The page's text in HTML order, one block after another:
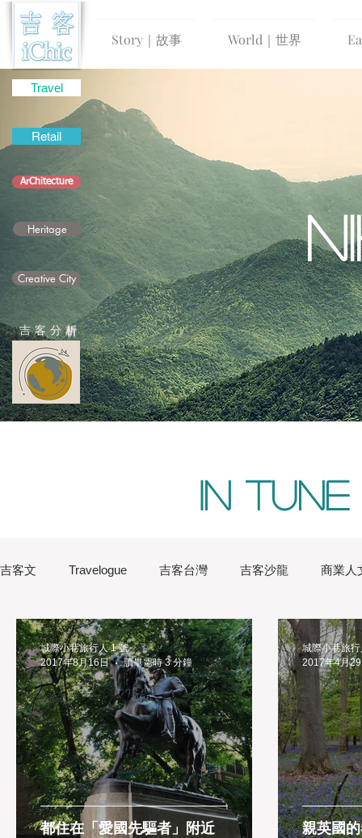
Story｜故事 World｜世界
吉 客 分析
In
吉客文 Travelogue 吉客台灣 吉客沙龍 商業人
Water Lin Australia Boston China
London Natures New York iChic Saloon
Tainan Taipei Taitung Taiwan
都住在「愛國先驅者」附近
城際小巷旅行人 1 號
2017年8月16日
讀畢需時 3 分鐘
親英國
城際小巷旅
2017年4月
Travel
ArChitecture
Retail
Heritage
Creative City